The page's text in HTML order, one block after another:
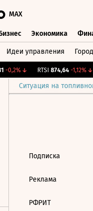
MAX
Экономика
Идеи управления Город
-0,2%↓ RTSI 874,64 -1,12%↓
Ситуация на
Подписка
Реклама
РФРИТ